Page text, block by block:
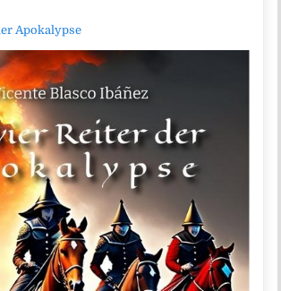
Apokalypse